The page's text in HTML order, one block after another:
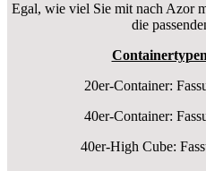
Egal, wie viel Sie mit nach Azor
die
20er-Container:
40er-Container:
40er-High Cube: